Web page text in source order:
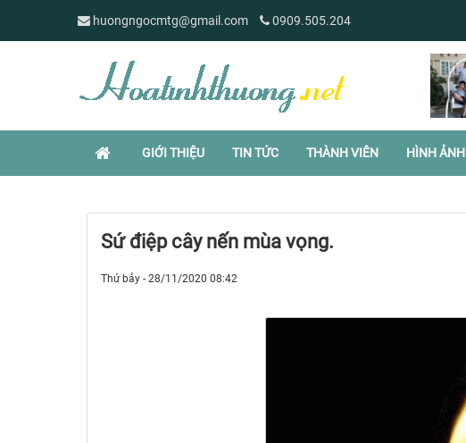
huongngocmtg@gmail.com 0909.505.204
GIỚI THIỆU TIN TỨC THÀNH VIÊN HÌNH ẢNH
Sứ điệp cây nến mùa vọng.
Thứ bảy - 28/11/2020 08:42